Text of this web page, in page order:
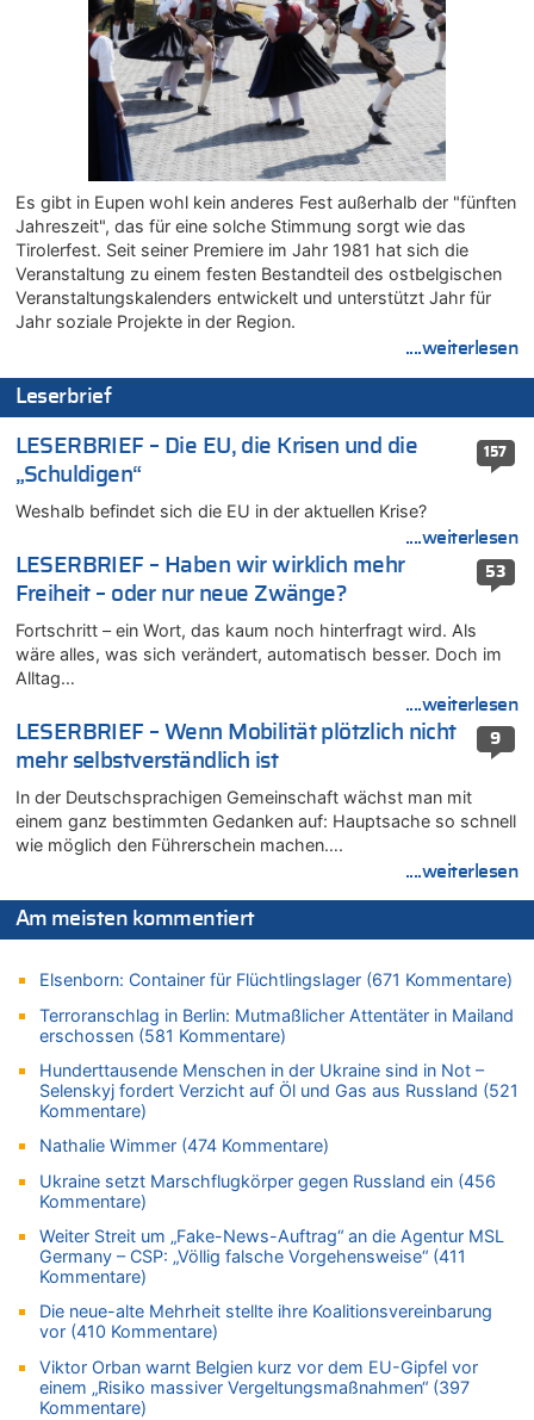
Tempolimit in 30er-Zonen – Untersuchung von Vias
08.08.2026 - 13:23 von Hugo Egon Bernhard von Sinnen zu
Leipzig, Mechernich und die Frage: Wer steckt hinter den
Drohnen mit Strengstoff? War es Russland?
08.08.2026 - 13:03 von WK zu
Kollision zwischen Autofahrer und Radfahrer an RAVeL-Weg
08.08.2026 - 12:56 von WK zu
Wasserstand des Rheins in NRW so niedrig wie noch nie
08.08.2026 - 12:29 von WK zu
In Belgien missachten zwei von drei Autofahrern das
Tempolimit in 30er-Zonen – Untersuchung von Vias
08.08.2026 - 12:01 von Hugo Egon Bernhard von Sinnen zu
Zurück an den Rhein: Hendrich wechselt zum 1. FC Köln
08.08.2026 - 11:39 von Dax zu
In Belgien missachten zwei von drei Autofahrern das
Tempolimit in 30er-Zonen – Untersuchung von Vias
08.08.2026 - 11:08 von Hans zu
Aachen ab 11. August wieder Mekka des Pferdesports –
Belgien setzt bei Reit-WM auf starke Springreiter
08.08.2026 - 10:21 von Hugo Egon Bernhard von Sinnen zu
In Belgien missachten zwei von drei Autofahrern das
Tempolimit in 30er-Zonen – Untersuchung von Vias
Wie kam es zur Ceuta-Krise?
08.08.2026 - 09:27 von Ermitler zu
Eschweiler: 16-Jähriger soll seine Oma ermordet haben
08.08.2026 - 09:24 von Ermitler zu
Mehrere Menschen in Londons City niedergestochen
AS Eupen: „Keiner weiß, wohin die Reise geht…“
08.08.2026 - 09:02 von Detlef zu
In Belgien missachten zwei von drei Autofahrern das
08.08.2026 - 08:50 von Mungo zu
08.08.2026 - 08:45 von besserwisser zu
Belgier knackt Jackpot bei Lotterie EuroMillions und gewinnt
mehr als 111 Millionen €
08.08.2026 - 08:00 von Strolch zu
AS Eupen: „Keiner weiß, wohin die Reise geht…“
08.08.2026 - 05:07 von Marcel Scholzen Eimerscheid zu
In Belgien missachten zwei von drei Autofahrern das
08.08.2026 - 02:19 von Peter S. zu
Tempolimit in 30er-Zonen – Untersuchung von Vias
08.08.2026 - 00:26 von klar zu
Mehrere Menschen in Londons City niedergestochen
07.08.2026 - 23:52 von Hans L. zu
Aachen ab 11. August wieder Mekka des Pferdesports –
Belgien setzt bei Reit-WM auf starke Springreiter
07.08.2026 - 22:12 von Pitstop zu
Es gibt in Eupen wohl kein anderes Fest außerhalb der "fünften
Jahreszeit", das für eine solche Stimmung sorgt wie das
Tirolerfest. Seit seiner Premiere im Jahr 1981 hat sich die
Veranstaltung zu einem festen Bestandteil des ostbelgischen
Veranstaltungskalenders entwickelt und unterstützt Jahr für
Jahr soziale Projekte in der Region.
....weiterlesen
Leserbrief
157
LESERBRIEF – Die EU, die Krisen und die
„Schuldigen“
Weshalb befindet sich die EU in der aktuellen Krise?
....weiterlesen
53
LESERBRIEF – Haben wir wirklich mehr
Freiheit – oder nur neue Zwänge?
Fortschritt – ein Wort, das kaum noch hinterfragt wird. Als
wäre alles, was sich verändert, automatisch besser. Doch im
Alltag…
....weiterlesen
9
LESERBRIEF – Wenn Mobilität plötzlich nicht
mehr selbstverständlich ist
In der Deutschsprachigen Gemeinschaft wächst man mit
einem ganz bestimmten Gedanken auf: Hauptsache so schnell
wie möglich den Führerschein machen….
....weiterlesen
Am meisten kommentiert
Elsenborn: Container für Flüchtlingslager (671 Kommentare)
Terroranschlag in Berlin: Mutmaßlicher Attentäter in Mailand
erschossen (581 Kommentare)
Hunderttausende Menschen in der Ukraine sind in Not –
Selenskyj fordert Verzicht auf Öl und Gas aus Russland (521
Kommentare)
Nathalie Wimmer (474 Kommentare)
Ukraine setzt Marschflugkörper gegen Russland ein (456
Kommentare)
Weiter Streit um „Fake-News-Auftrag“ an die Agentur MSL
Germany – CSP: „Völlig falsche Vorgehensweise“ (411
Kommentare)
Die neue-alte Mehrheit stellte ihre Koalitionsvereinbarung
vor (410 Kommentare)
Viktor Orban warnt Belgien kurz vor dem EU-Gipfel vor
einem „Risiko massiver Vergeltungsmaßnahmen“ (397
Kommentare)